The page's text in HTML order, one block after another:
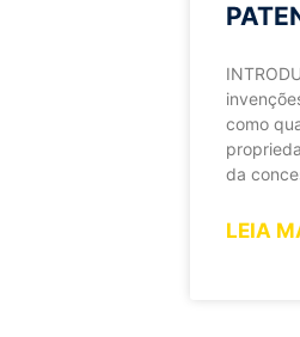
como
da
LEIA